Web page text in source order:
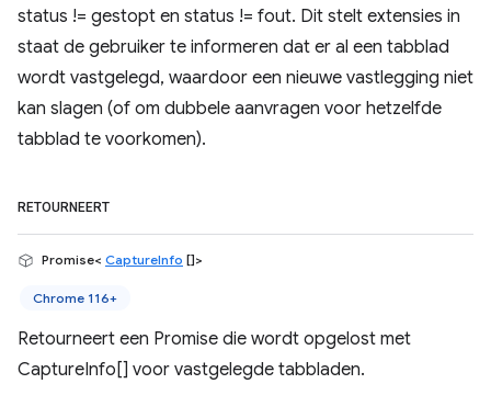
status != gestopt en status != fout. Dit stelt extensies in
staat de gebruiker te informeren dat er al een tabblad
wordt vastgelegd, waardoor een nieuwe vastlegging niet
kan slagen (of om dubbele aanvragen voor hetzelfde
tabblad te voorkomen).
RETOURNEERT
Promise< CaptureInfo []>
Chrome 116+
Retourneert een Promise die wordt opgelost met
CaptureInfo[] voor vastgelegde tabbladen.